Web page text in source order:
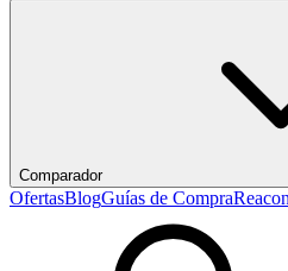
Comparador
OfertasBlogGuías de Compra